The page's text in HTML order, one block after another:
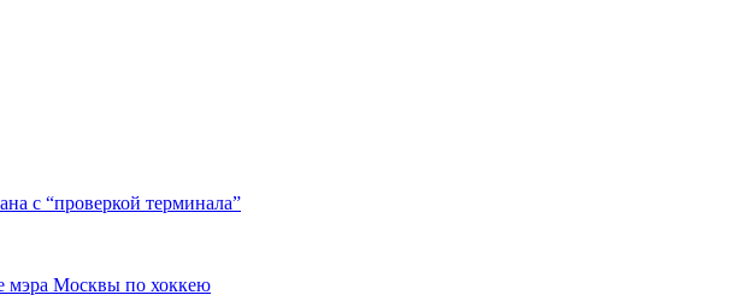
с “проверкой терминала”
мэра Москвы по хоккею